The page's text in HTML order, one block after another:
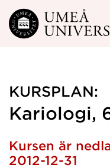
Hoppa direkt till
KURSPLAN:
Kariologi,
Kursen är
2012-12-31